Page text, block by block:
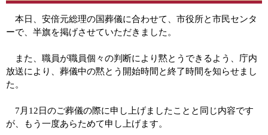
本日、安倍元総理の国葬儀に合わせて、市役所と市民センタ
ーで、半旗を掲げさせていただきました。
また、職員が職員個々の判断により黙とうできるよう、庁内
放送により、葬儀中の黙とう開始時間と終了時間を知らせまし
た。
7月12日のご葬儀の際に申し上げましたことと同じ内容です
が、もう一度あらためて申し上げます。